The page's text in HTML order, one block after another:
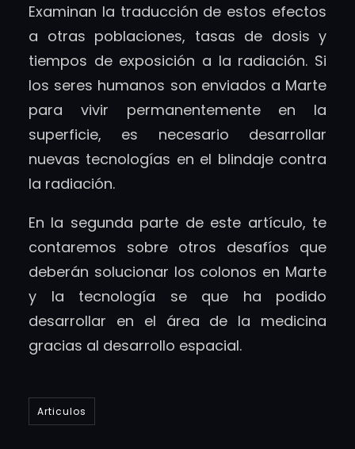
Examinan la traducción de estos efectos
a otras poblaciones, tasas de dosis y
tiempos de exposición a la radiación. Si
los seres humanos son enviados a Marte
para vivir permanentemente en la
superficie, es necesario desarrollar
nuevas tecnologías en el blindaje contra
la radiación.
En la segunda parte de este artículo, te
contaremos sobre otros desafíos que
deberán solucionar los colonos en Marte
y la tecnología se que ha podido
desarrollar en el área de la medicina
gracias al desarrollo espacial.
Articulos